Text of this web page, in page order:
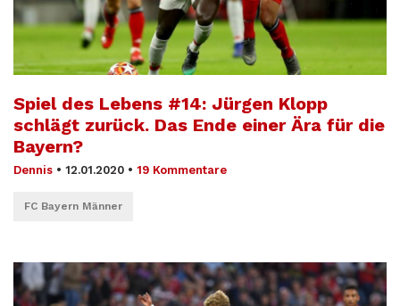
Spiel des Lebens #14: Jürgen Klopp
schlägt zurück. Das Ende einer Ära für die
Bayern?
Dennis • 12.01.2020 • 19 Kommentare
FC Bayern Männer